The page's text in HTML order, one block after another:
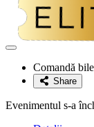
Adaugă
favoriteComandă
Share
Evenimentul s-a